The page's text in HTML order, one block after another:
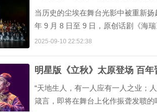
当历史的尘埃在舞台光影中被重新
年 9 月 8 日至 9 日，原创话剧《海
2025-09-10 22:52:38
明星版《立秋》太原登场 百
“天地生人，有一人应有一人之业；
箴言，即将在舞台上化作振聋发聩